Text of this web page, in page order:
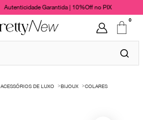
Autenticidade Garantida | 10%Off no PIX
0
ACESSÓRIOS DE LUXO BIJOUX COLARES